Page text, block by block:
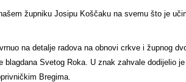
župniku Josipu Koščaku na svemu što je
na detalje radova na obnovi crkve i župnog
blagdana Svetog Roka. U znak zahvale
Bregima.